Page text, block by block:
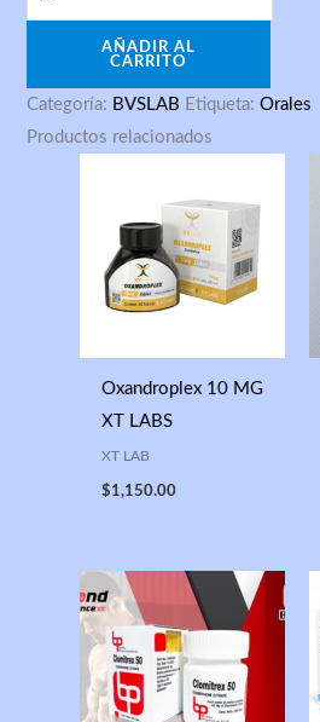
AÑADIR AL
CARRITO
Categoría: BVSLAB Etiqueta:Orales
Productos relacionados
Oxandroplex 10 MG
XT LABS
XT LAB
$1,150.00